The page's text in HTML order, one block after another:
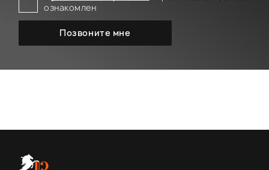
ознакомлен